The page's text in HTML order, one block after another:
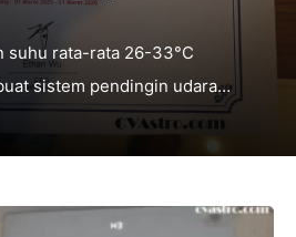
suhu rata-rata 26-33°C
sistem pendingin udara
bagi kenyamanan hunian dan
hadir sebagai solusi pendingin
ke lebih dari 160 negara di dunia.